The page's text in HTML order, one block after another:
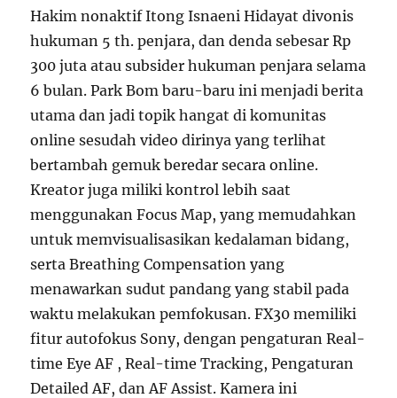
Hakim nonaktif Itong Isnaeni Hidayat divonis
hukuman 5 th. penjara, dan denda sebesar Rp
300 juta atau subsider hukuman penjara selama
6 bulan. Park Bom baru-baru ini menjadi berita
utama dan jadi topik hangat di komunitas
online sesudah video dirinya yang terlihat
bertambah gemuk beredar secara online.
Kreator juga miliki kontrol lebih saat
menggunakan Focus Map, yang memudahkan
untuk memvisualisasikan kedalaman bidang,
serta Breathing Compensation yang
menawarkan sudut pandang yang stabil pada
waktu melakukan pemfokusan. FX30 memiliki
fitur autofokus Sony, dengan pengaturan Real-
time Eye AF , Real-time Tracking, Pengaturan
Detailed AF, dan AF Assist. Kamera ini